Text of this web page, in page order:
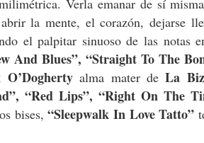
Verla emanar de sí
la mente, el corazón, dejarse
el palpitar sinuoso de las notas
And Blues”, “Straight To The
O’Doghertyalma mater deLa
“Red Lips”, “Right On The
bises,“Sleepwalk In Love Tatto”